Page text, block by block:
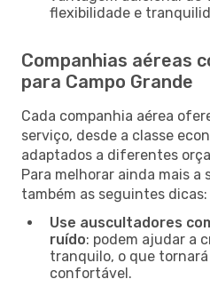
flexibilidade e
Companhias aéreas
para Campo Grande
Cada companhia aérea
serviço, desde a classe
adaptados a diferentes
Para melhorar ainda mais a
também as seguintes dicas:
Use auscultadores
ruído: podem ajudar a
tranquilo, o que tornará
confortável.